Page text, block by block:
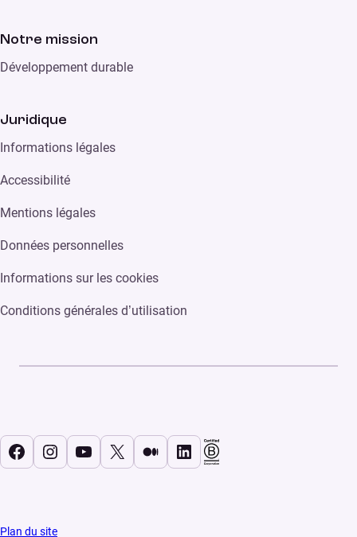
Notre mission
Développement durable
Juridique
Informations légales
Accessibilité
Mentions légales
Données personnelles
Informations sur les cookies
Conditions générales d’utilisation
Plan du site
Facebook
Instagram
YouTube
X Medium
LinkedIn